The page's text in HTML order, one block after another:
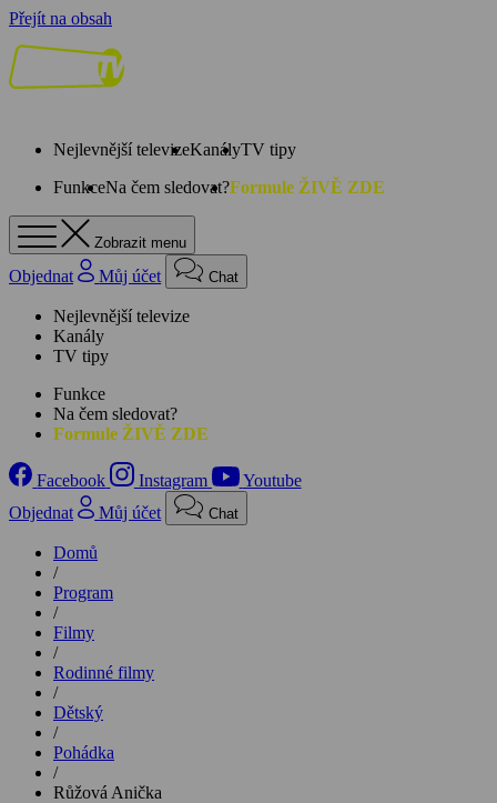
Přejít na obsah
Nejlevnější televizeKanályTV tipy
FunkceNa čem sledovat?Formule ŽIVĚ ZDE
Zobrazit menu
Objednat Můj účet Chat
Nejlevnější televize
Kanály
TV tipy
Funkce
Na čem sledovat?
Formule ŽIVĚ ZDE
Facebook Instagram
Youtube
Objednat
Můj účet Chat
Domů
/
Program
/
Filmy
/
Rodinné filmy
/
Dětský
/
Pohádka
/
Růžová Anička